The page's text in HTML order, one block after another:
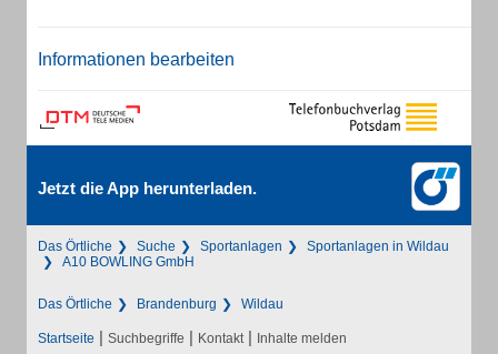
Informationen bearbeiten
Jetzt die App herunterladen.
Das Örtliche Suche Sportanlagen
Sportanlagen in Wildau
A10 BOWLING GmbH
Das Örtliche Brandenburg Wildau
Startseite | Suchbegriffe | Kontakt | Inhalte melden